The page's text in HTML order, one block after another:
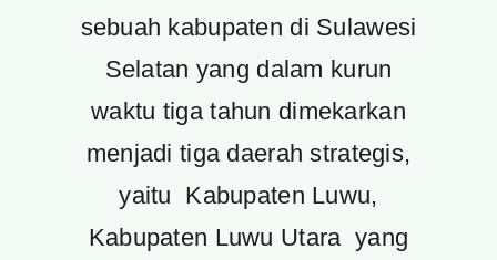
sebuah kabupaten di Sulawesi
Selatan yang dalam kurun
waktu tiga tahun dimekarkan
menjadi tiga daerah strategis,
yaitu Kabupaten Luwu,
Kabupaten Luwu Utara yang